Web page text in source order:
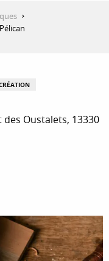
Oustalets, 13330